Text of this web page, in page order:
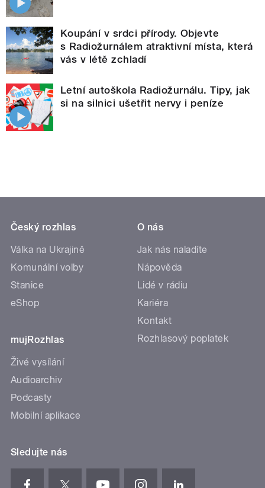
Koupání v srdci přírody. Objevte
s Radiožurnálem atraktivní místa, která
vás v létě zchladí
Letní autoškola Radiožurnálu. Tipy, jak
si na silnici ušetřit nervy i peníze
Český rozhlas
Válka na Ukrajině
Komunální volby
Stanice
eShop
mujRozhlas
Živé vysílání
Audioarchiv
Podcasty
Mobilní aplikace
O nás
Jak nás naladíte
Nápověda
Lidé v rádiu
Kariéra
Kontakt
Rozhlasový poplatek
Sledujte nás